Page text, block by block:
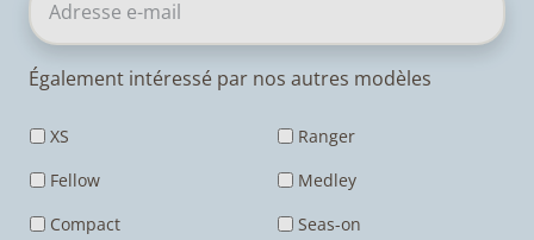
Également intéressé par nos autres modèles
XS
Fellow
Compact
Ranger
Medley
Seas-on